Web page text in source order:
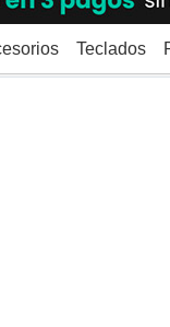
Teclados
Fender Player II